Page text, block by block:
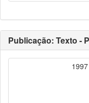
Publicação: Texto -
1997